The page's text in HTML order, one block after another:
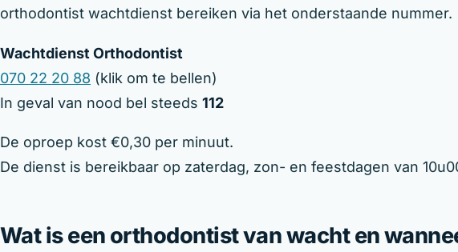
orthodontist wachtdienst bereiken via het onderstaande nummer.
Wachtdienst Orthodontist
070 22 20 88 (klik om te bellen)
In geval van nood bel steeds 112
De oproep kost €0,30 per minuut.
De dienst is bereikbaar op zaterdag, zon- en feestdagen van
Wat is een orthodontist van wacht en